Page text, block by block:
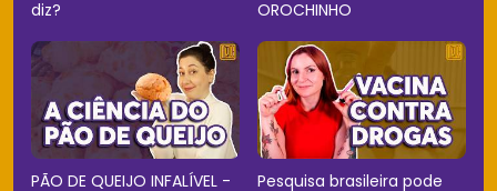
diz? OROCHINHO
PÃO DE QUEIJO INFALÍVEL -
Pesquisa brasileira pode